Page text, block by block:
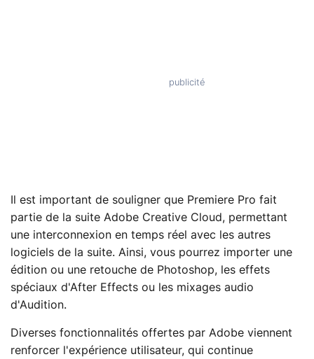
Il est important de souligner que Premiere Pro fait
partie de la suite Adobe Creative Cloud, permettant
une interconnexion en temps réel avec les autres
logiciels de la suite. Ainsi, vous pourrez importer une
édition ou une retouche de Photoshop, les effets
spéciaux d'After Effects ou les mixages audio
d'Audition.
Diverses fonctionnalités offertes par Adobe viennent
renforcer l'expérience utilisateur, qui continue